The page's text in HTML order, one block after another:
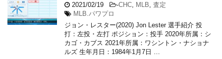
2021/02/19 -CHC MLB 査定
MLB.パワプロ
ジョン・レスター(2020) Jon Lester 選手紹介 投
打：左投・左打 ポジション：投手 2020年所属：シ
カゴ・カブス 2021年所属：ワシントン・ナショナ
ルズ 生年月日：1984年1月7日 …